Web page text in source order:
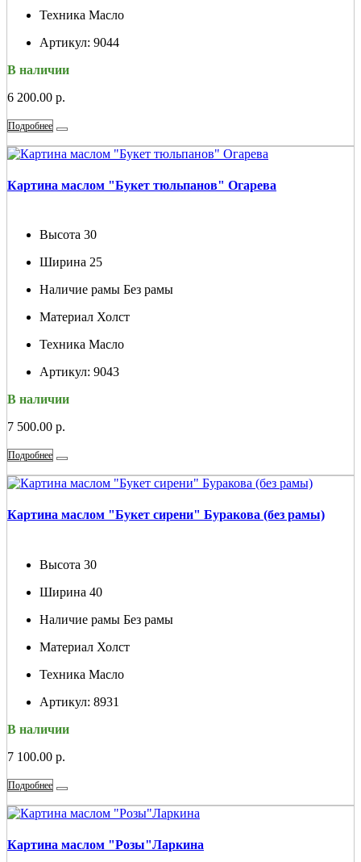
Техника Масло
Артикул: 9044
В наличии
6 200.00 р.
Подробнее
Картина маслом "Букет тюльпанов" Огарева
Высота 30
Ширина 25
Наличие рамы Без рамы
Материал Холст
Техника Масло
Артикул: 9043
В наличии
7 500.00 р.
Подробнее
Картина маслом "Букет сирени" Буракова (без рамы)
Высота 30
Ширина 40
Наличие рамы Без рамы
Материал Холст
Техника Масло
Артикул: 8931
В наличии
7 100.00 р.
Подробнее
Картина маслом "Розы"Ларкина